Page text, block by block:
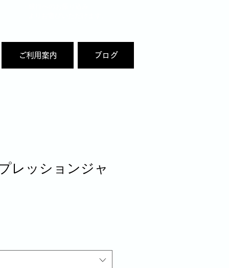
ご利用案内 ブログ
レッションジャ